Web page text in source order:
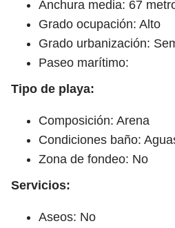
Anchura media: 67
Grado ocupación: Alto
Grado urbanización:
Paseo marítimo:
Tipo de playa:
Composición: Arena
Condiciones baño:
Zona de fondeo: No
Servicios:
Aseos: No